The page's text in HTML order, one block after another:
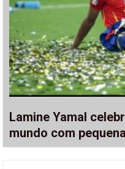
Lamine Yamal
mundo com